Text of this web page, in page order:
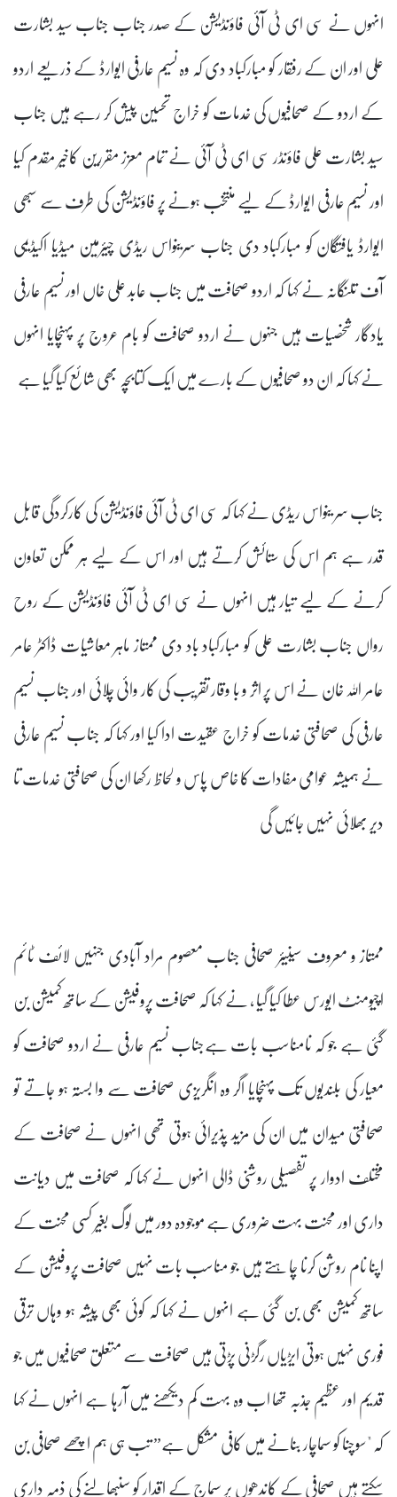
انہوں نے سی ای ٹی آئی فاؤنڈیشن کے صدر جناب جناب سید بشارت
علی اور ان کے رفقار کو مبارکباد دی کہ وہ نسیم عارفی ایوارڈ کے ذریعے اردو
کے اردو کے صحافیوں کی خدمات کو خراج تحسین پیش کر رہے ہیں جناب
سید بشارت علی فاؤنڈر سی ای ٹی آئی نے تمام معزز مقررین کاخیر مقدم کیا
اور نسیم عارفی ایوارڈ کے لیے منتخب ہونے پر فاؤنڈیشن کی طرف سے سبھی
ایوارڈ یافتگان کو مبارکباد دی جناب سرینواس ریڈی چیئرمین میڈیا اکیڈیمی
آف تلنگانہ نے کہا کہ اردو صحافت میں جناب عابد علی خاں اور نسیم عارفی
یادگار شخصیات ہیں جنہوں نے اردو صحافت کو بام عروج پر پہنچایا انہوں
نے کہا کہ ان دو صحافیوں کے بارے میں ایک کتابچہ بھی شائع کیا گیا ہے
جناب سر ینواس ریڈی نے کہا کہ سی ای ٹی آئی فاؤنڈیشن کی کارکردگی قابل
قدر ہے ہم اس کی ستائش کرتے ہیں اور اس کے لیے ہر ممکن تعاون
کرنے کے لیے تیار ہیں انہوں نے سی ای ٹی آئی فاؤنڈیشن کے روح
رواں جناب بشارت علی کو مبارکباد باد دی ممتاز ماہر معاشیات ڈاکٹر عامر
عامر اللہ خان نے اس پر اثر و با وقار تقریب کی کار وائی چلائی اور جناب نسیم
عارفی کی صحافتی خدمات کو خراج عقیدت ادا کیا اور کہا کہ جناب نسیم عارفی
نے ہمیشہ عوامی مفادات کا خاص پاس و لحاظ رکھا ان کی صحافتی خدمات تا
دیر بھلائی نہیں جائیں گی
ممتاز و معروف سینیئر صحافی جناب معصوم مراد آبادی جنہیں لائف ٹائم
اچیومنٹ ایورس عطا کیا گیا ، نے کہا کہ صحافت پروفیشن کے ساتھ کمیشن بن
گئی ہے جو کہ نامناسب بات ہےجناب نسیم عارفی نے اردو صحافت کو
معیار کی بلندیوں تک پہنچایا اگر وہ انگریزی صحافت سے وا بستہ ہو جاتے تو
صحافتی میدان میں ان کی مزید پذیرائی ہوتی تھی انہوں نے صحافت کے
مختلف ادوار پر تفصیلی روشنی ڈالی انہوں نے کہا کہ صحافت میں دیانت
داری اور محنت بہت ضروری ہے موجودہ دور میں لوگ بغیر کسی محنت کے
اپنا نام روشن کرنا چاہتے ہیں جو مناسب بات نہیں صحافت پروفیشن کے
ساتھ کمیشن بھی بن گئی ہے انہوں نے کہا کہ کوئی بھی پیشہ ہو وہاں ترقی
فوری نہیں ہوتی ایڑیاں رگڑنی پڑتی ہیں صحافت سے متعلق صحافیوں میں جو
قدیم اور عظیم جذبہ تھا اب وہ بہت کم دیکھنے میں آرہا ہے انہوں نے کہا
کہ "سوچنا کو سماچار بنانے میں کافی مشکل ہے” تب ہی ہم اچھے صحافی بن
سکتے ہیں صحافی کے کاندھوں پر سماج کے اقدار کو سنبھالنے کی ذمہ داری